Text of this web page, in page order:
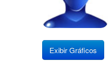
Exibir Gráficos